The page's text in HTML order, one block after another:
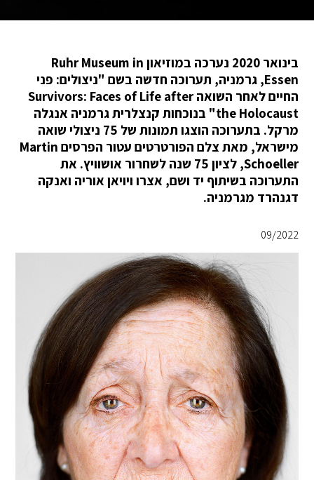
בינואר 2020 נערכה במוזיאון Ruhr Museum in
Essen, גרמניה, תערוכה חדשה בשם "ניצולים: פני
החיים לאחר השואה Survivors: Faces of Life after
the Holocaust" בנוכחות קנצלרית גרמניה אנגלה
מרקל. בתערוכה הוצגו תמונות של 75 ניצולי שואה
מישראל, מאת צלם הפורטרטים עטור הפרסים Martin
Schoeller, לציון 75 שנה לשחרור אושוויץ. את
התערוכה בשיתוף יד ושם, אצרו ויויאן אוריה ואנקה
דגנהרד מגרמניה.
09/2022